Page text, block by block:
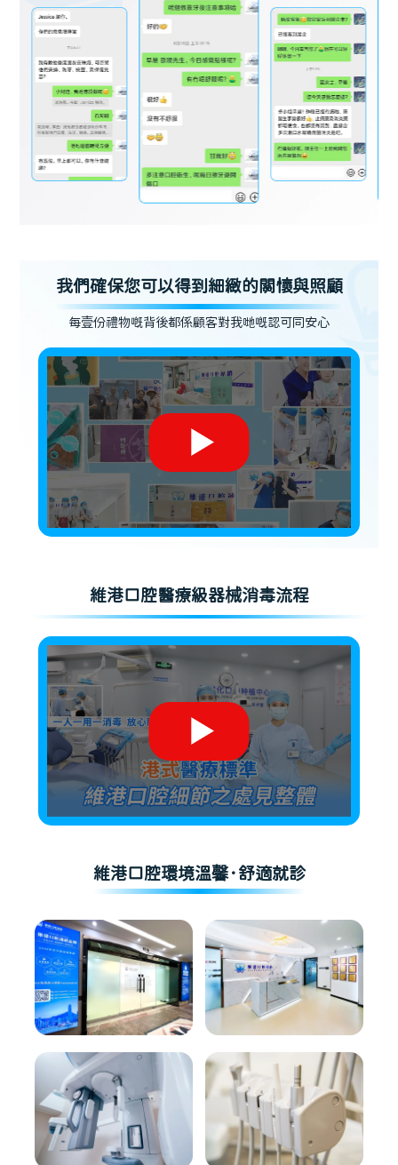
我們確保您可以得到細緻的關懷與照顧
每壹份禮物嘅背後都係顧客對我哋嘅認可同安心
維港口腔醫療級器械消毒流程
維港口腔環境溫馨·舒適就診